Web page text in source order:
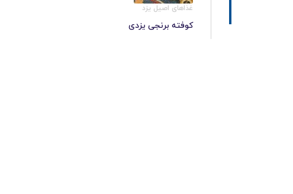
غذاهای اصیل یزد
کوفته برنجی یزدی